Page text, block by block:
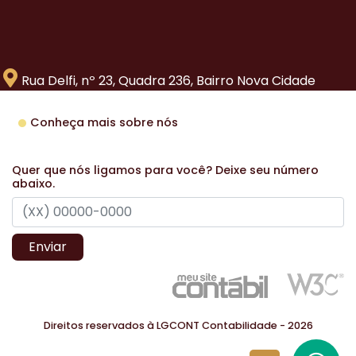
Rua Delfi, nº 23, Quadra 236, Bairro Nova Cidade
Conheça mais sobre nós
Quer que nós ligamos para você? Deixe seu número
abaixo.
Enviar
Direitos reservados à LGCONT Contabilidade - 2026